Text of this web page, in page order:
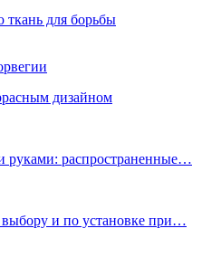
ткань для борьбы
дизайном
руками: распространенные…
и по установке при…